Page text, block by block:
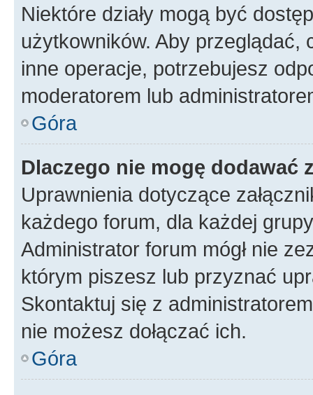
Niektóre działy mogą być
użytkowników. Aby
inne operacje, potrzebujesz
moderatorem lub
Góra
Dlaczego nie mogę dodawać
Uprawnienia dotyczące
każdego forum, dla każdej
Administrator forum mógł nie
którym piszesz lub przyznać
Skontaktuj się z
nie możesz dołączać ich.
Góra